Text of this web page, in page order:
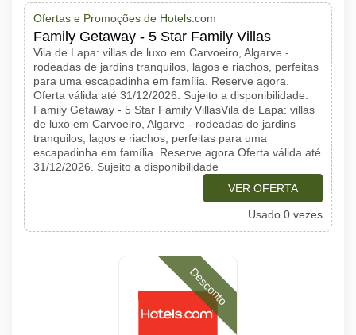
Ofertas e Promoções de Hotels.com
Family Getaway - 5 Star Family Villas
Vila de Lapa: villas de luxo em Carvoeiro, Algarve -
rodeadas de jardins tranquilos, lagos e riachos, perfeitas
para uma escapadinha em família. Reserve agora.
Oferta válida até 31/12/2026. Sujeito a disponibilidade.
Family Getaway - 5 Star Family VillasVila de Lapa: villas
de luxo em Carvoeiro, Algarve - rodeadas de jardins
tranquilos, lagos e riachos, perfeitas para uma
escapadinha em família. Reserve agora.Oferta válida até
31/12/2026. Sujeito a disponibilidade
VER OFERTA
Usado 0 vezes
Desconto